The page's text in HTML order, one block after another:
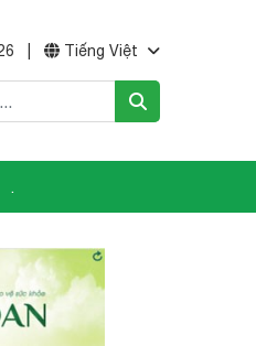
Tiếng Việt
.